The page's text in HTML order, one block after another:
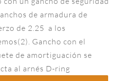
de armadura de
de 2.25 a los
Gancho con el
de amortiguación se
al arnés D-ring